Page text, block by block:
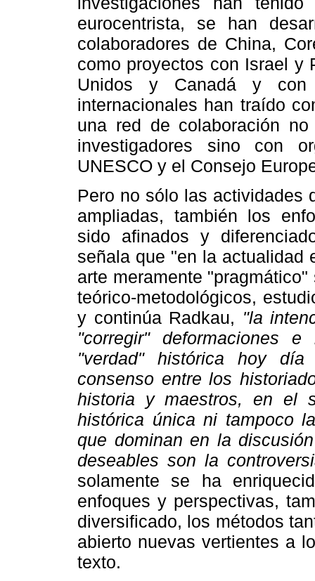
eurocentrista, se han
colaboradores de China,
como proyectos con Israel y
Unidos y Canadá y con
internacionales han traído
una red de colaboración
investigadores sino con
UNESCO y el Consejo
Pero no sólo las actividades
ampliadas, también los
sido afinados y
señala que "en la actualidad
arte meramente
teórico-metodológicos,
y continúa Radkau, "la
"corregir" deformaciones
"verdad" histórica hoy
consenso entre los
historia y maestros, en el
histórica única ni tampoco
que dominan en la
deseables son la
solamente se ha
enfoques y perspectivas,
diversificado, los métodos
abierto nuevas vertientes a
texto.